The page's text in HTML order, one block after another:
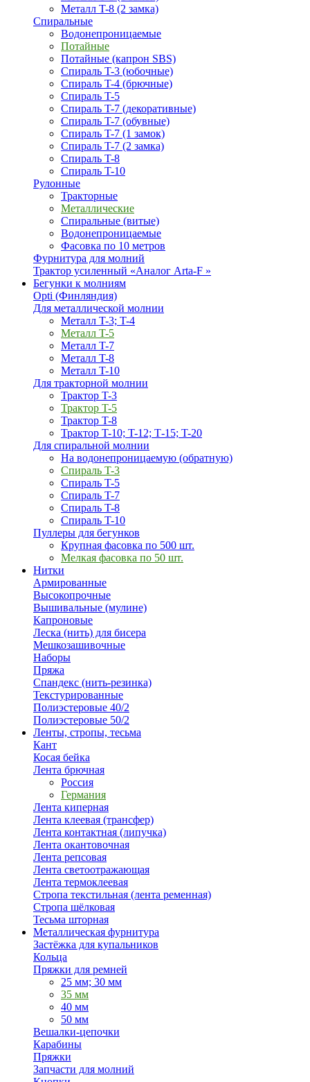
Металл T-8 (2 замка)
Спиральные
Водонепроницаемые
Потайные
Потайные (капрон SBS)
Спираль T-3 (юбочные)
Спираль T-4 (брючные)
Спираль T-5
Спираль T-7 (декоративные)
Спираль T-7 (обувные)
Спираль T-7 (1 замок)
Спираль T-7 (2 замка)
Спираль T-8
Спираль T-10
Рулонные
Тракторные
Металлические
Спиральные (витые)
Водонепроницаемые
Фасовка по 10 метров
Фурнитура для молний
Трактор усиленный «Аналог Arta-F »
Бегунки к молниям
Opti (Финляндия)
Для металлической молнии
Металл T-3; T-4
Металл T-5
Металл T-7
Металл T-8
Металл T-10
Для тракторной молнии
Трактор T-3
Трактор T-5
Трактор T-8
Трактор T-10; T-12; Т-15; T-20
Для спиральной молнии
На водонепроницаемую (обратную)
Спираль T-3
Спираль T-5
Спираль T-7
Спираль T-8
Спираль T-10
Пуллеры для бегунков
Крупная фасовка по 500 шт.
Мелкая фасовка по 50 шт.
Нитки
Армированные
Высокопрочные
Вышивальные (мулине)
Капроновые
Леска (нить) для бисера
Мешкозашивочные
Наборы
Пряжа
Спандекс (нить-резинка)
Текстурированные
Полиэстеровые 40/2
Полиэстеровые 50/2
Ленты, стропы, тесьма
Кант
Косая бейка
Лента брючная
Россия
Германия
Лента киперная
Лента клеевая (трансфер)
Лента контактная (липучка)
Лента окантовочная
Лента репсовая
Лента светоотражающая
Лента термоклеевая
Стропа текстильная (лента ременная)
Стропа шёлковая
Тесьма шторная
Металлическая фурнитура
Застёжка для купальников
Кольца
Пряжки для ремней
25 мм; 30 мм
35 мм
40 мм
50 мм
Вешалки-цепочки
Карабины
Пряжки
Запчасти для молний